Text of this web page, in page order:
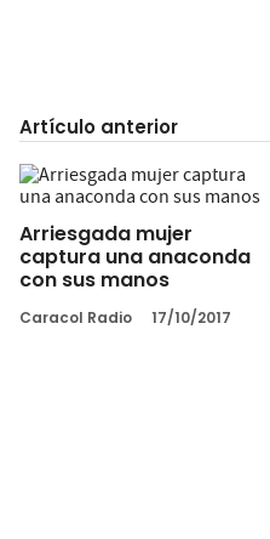
Artículo anterior
Arriesgada mujer
captura una anaconda
con sus manos
Caracol Radio 17/10/2017